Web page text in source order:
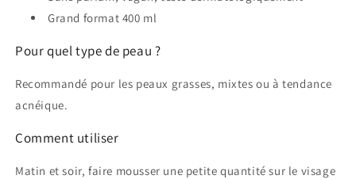
Grand format 400 ml
Pour quel type de peau ?
Recommandé pour les peaux grasses, mixtes ou à tendance
acnéique.
Comment utiliser
Matin et soir, faire mousser une petite quantité sur le visage